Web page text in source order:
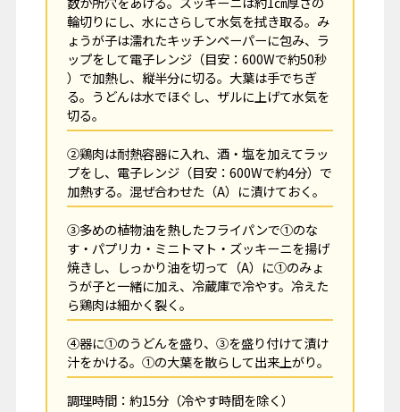
輪切りにし、水にさらして水気を拭き取る。み
ょうが子は濡れたキッチンペーパーに包み、ラ
ップをして電子レンジ（目安：600Wで約50秒
）で加熱し、縦半分に切る。大葉は手でちぎ
る。うどんは水でほぐし、ザルに上げて水気を
切る。
②鶏肉は耐熱容器に入れ、酒・塩を加えてラッ
プをし、電子レンジ（目安：600Wで約4分）で
加熱する。混ぜ合わせた（A）に漬けておく。
③多めの植物油を熱したフライパンで①のな
す・パプリカ・ミニトマト・ズッキーニを揚げ
焼きし、しっかり油を切って（A）に①のみょ
うが子と一緒に加え、冷蔵庫で冷やす。冷えた
ら鶏肉は細かく裂く。
④器に①のうどんを盛り、③を盛り付けて漬け
汁をかける。①の大葉を散らして出来上がり。
調理時間：約15分（冷やす時間を除く）